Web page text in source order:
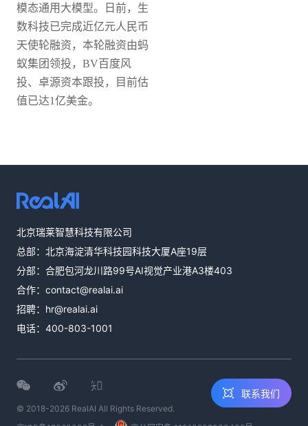
模态通用大模型。日前，生
数科技已完成近亿元人民币
天使轮融资，本轮融资由蚂
蚁集团领投，BV百度风
投、卓源资本跟投，目前估
值已达1亿美金。
北京瑞莱智慧科技有限公司
总部：北京海淀清华科技园科技大厦A座19层
分部：合肥包河龙川路99号AI视觉产业港A3楼403
合作： contact@realai.ai
招聘： hr@realai.ai
电话： 400-803-1001
© 2018-2026 RealAI All Rights Reserved.
联系我们
邮件咨询
contact@realai.ai